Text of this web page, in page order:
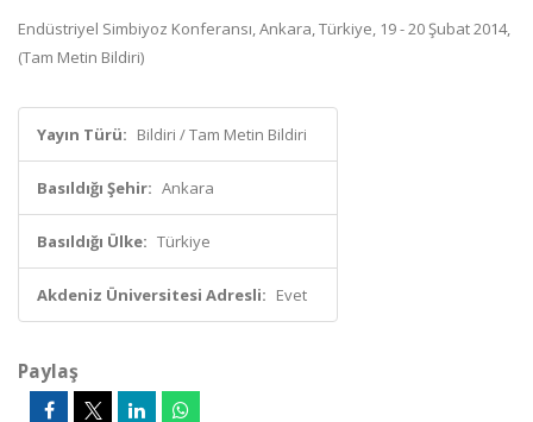
Endüstriyel Simbiyoz Konferansı, Ankara, Türkiye, 19 - 20 Şubat 2014,
(Tam Metin Bildiri)
Yayın Türü: Bildiri / Tam Metin Bildiri
Basıldığı Şehir: Ankara
Basıldığı Ülke: Türkiye
Akdeniz Üniversitesi Adresli: Evet
Paylaş